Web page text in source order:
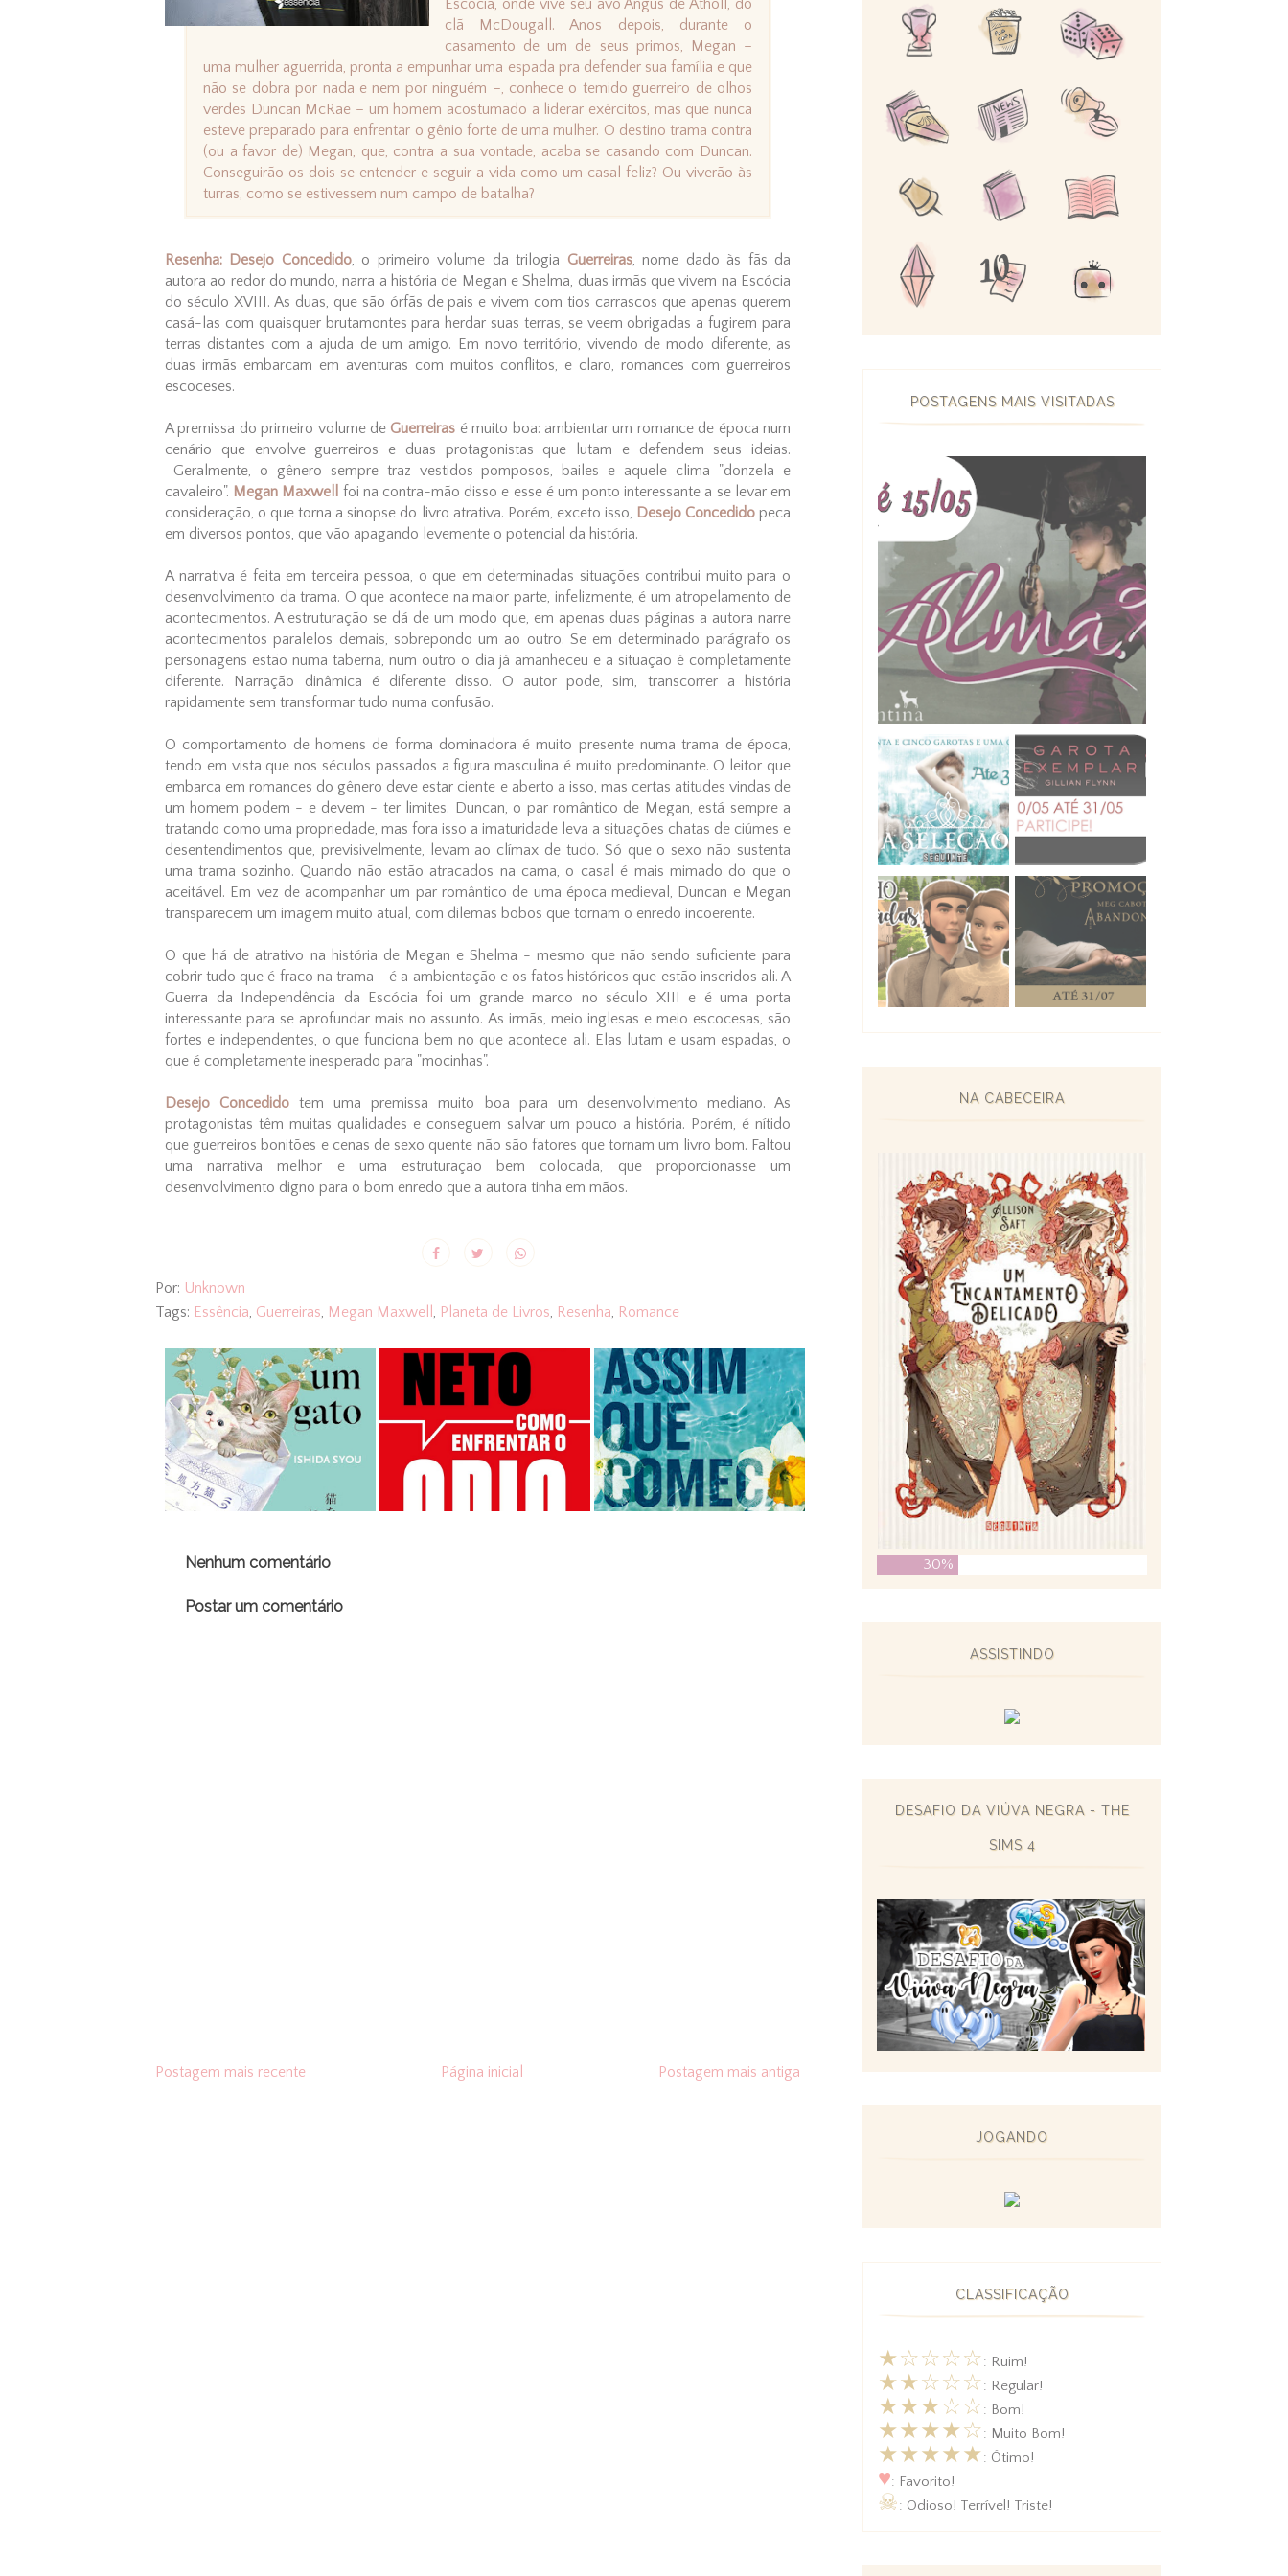
clã McDougall. Anos depois, durante o
casamento de um de seus primos, Megan –
uma mulher aguerrida, pronta a empunhar uma espada pra defender sua família e que
não se dobra por nada e nem por ninguém –, conhece o temido guerreiro de olhos
verdes Duncan McRae – um homem acostumado a liderar exércitos, mas que nunca
esteve preparado para enfrentar o gênio forte de uma mulher. O destino trama contra
(ou a favor de) Megan, que, contra a sua vontade, acaba se casando com Duncan.
Conseguirão os dois se entender e seguir a vida como um casal feliz? Ou viverão às
turras, como se estivessem num campo de batalha?
Resenha: Desejo Concedido, o primeiro volume da trilogia Guerreiras, nome dado às fãs da
autora ao redor do mundo, narra a história de Megan e Shelma, duas irmãs que vivem na Escócia
do século XVIII. As duas, que são órfãs de pais e vivem com tios carrascos que apenas querem
casá-las com quaisquer brutamontes para herdar suas terras, se veem obrigadas a fugirem para
terras distantes com a ajuda de um amigo. Em novo território, vivendo de modo diferente, as
duas irmãs embarcam em aventuras com muitos conflitos, e claro, romances com guerreiros
escoceses.
A premissa do primeiro volume de Guerreiras é muito boa: ambientar um romance de época num
cenário que envolve guerreiros e duas protagonistas que lutam e defendem seus ideias.
Geralmente, o gênero sempre traz vestidos pomposos, bailes e aquele clima "donzela e
cavaleiro". Megan Maxwell
foi na contra-mão disso e esse é um ponto interessante a se levar em
consideração, o que torna a sinopse do livro atrativa. Porém, exceto isso, Desejo Concedidopeca
em diversos pontos, que vão apagando levemente o potencial da história.
A narrativa é feita em terceira pessoa, o que em determinadas situações contribui muito para o
desenvolvimento da trama. O que acontece na maior parte, infelizmente, é um atropelamento de
acontecimentos. A estruturação se dá de um modo que, em apenas duas páginas a autora narre
acontecimentos paralelos demais, sobrepondo um ao outro. Se em determinado parágrafo os
personagens estão numa taberna, num outro o dia já amanheceu e a situação é completamente
diferente. Narração dinâmica é diferente disso. O autor pode, sim, transcorrer a história
rapidamente sem transformar tudo numa confusão.
O comportamento de homens de forma dominadora é muito presente numa trama de época,
tendo em vista que nos séculos passados a figura masculina é muito predominante. O leitor que
embarca em romances do gênero deve estar ciente e aberto a isso, mas certas atitudes vindas de
um homem podem - e devem - ter limites. Duncan, o par romântico de Megan, está sempre a
tratando como uma propriedade, mas fora isso a imaturidade leva a situações chatas de ciúmes e
desentendimentos que, previsivelmente, levam ao clímax de tudo. Só que o sexo não sustenta
uma trama sozinho. Quando não estão atracados na cama, o casal é mais mimado do que o
aceitável. Em vez de acompanhar um par romântico de uma época medieval, Duncan e Megan
transparecem um imagem muito atual, com dilemas bobos que tornam o enredo incoerente.
O que há de atrativo na história de Megan e Shelma - mesmo que não sendo suficiente para
cobrir tudo que é fraco na trama - é a ambientação e os fatos históricos que estão inseridos ali. A
Guerra da Independência da Escócia foi um grande marco no século XIII e é uma porta
interessante para se aprofundar mais no assunto. As irmãs, meio inglesas e meio escocesas, são
fortes e independentes, o que funciona bem no que acontece ali. Elas lutam e usam espadas, o
que é completamente inesperado para "mocinhas".
Desejo Concedidotem uma premissa muito boa para um desenvolvimento mediano. As
protagonistas têm muitas qualidades e conseguem salvar um pouco a história. Porém, é nítido
que guerreiros bonitões e cenas de sexo quente não são fatores que tornam um livro bom. Faltou
uma narrativa melhor e uma estruturação bem colocada, que proporcionasse um
desenvolvimento digno para o bom enredo que a autora tinha em mãos.
Por: Unknown
Tags: Essência Guerreiras Megan Maxwell Planeta de Livros Resenha Romance
Nenhum comentário
Postar um comentário
Postagem mais recente Postagem mais antiga
Página inicial
POSTAGENS MAIS VISITADAS
NA CABECEIRA
30%
ASSISTINDO
DESAFIO DA VIÚVA NEGRA - THE
SIMS 4
JOGANDO
CLASSIFICAÇÃO
★☆☆☆☆: Ruim!
★★☆☆☆: Regular!
★★★☆☆: Bom!
★★★★☆: Muito Bom!
★★★★★: Ótimo!
♥: Favorito!
☠: Odioso! Terrível! Triste!